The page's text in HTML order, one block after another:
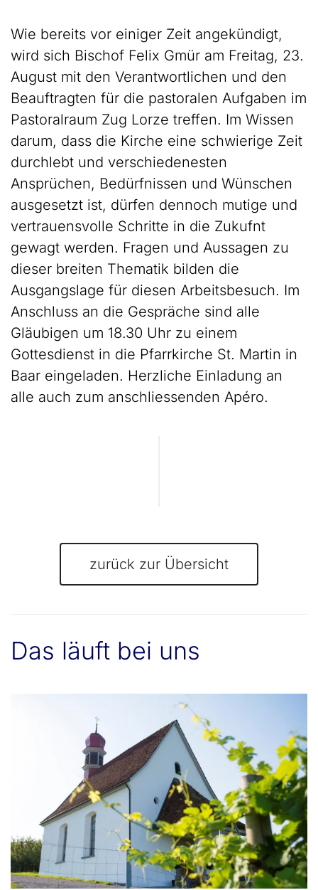
Wie bereits vor einiger Zeit angekündigt,
wird sich Bischof Felix Gmür am Freitag, 23.
August mit den Verantwortlichen und den
Beauftragten für die pastoralen Aufgaben im
Pastoralraum Zug Lorze treffen. Im Wissen
darum, dass die Kirche eine schwierige Zeit
durchlebt und verschiedenesten
Ansprüchen, Bedürfnissen und Wünschen
ausgesetzt ist, dürfen dennoch mutige und
vertrauensvolle Schritte in die Zukufnt
gewagt werden. Fragen und Aussagen zu
dieser breiten Thematik bilden die
Ausgangslage für diesen Arbeitsbesuch. Im
Anschluss an die Gespräche sind alle
Gläubigen um 18.30 Uhr zu einem
Gottesdienst in die Pfarrkirche St. Martin in
Baar eingeladen. Herzliche Einladung an
alle auch zum anschliessenden Apéro.
zurück zur Übersicht
Das läuft bei uns